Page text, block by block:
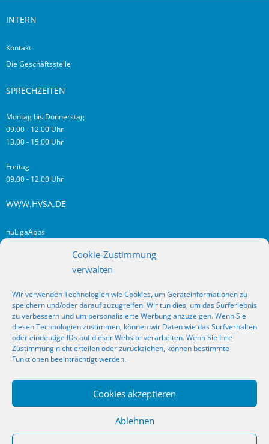
Cookie-Zustimmung
verwalten
Wir verwenden Technologien wie Cookies, um Geräteinformationen zu
speichern und/oder darauf zuzugreifen. Wir tun dies, um das Surferlebnis
zu verbessern und um personalisierte Werbung anzuzeigen. Wenn Sie
diesen Technologien zustimmen, können wir Daten wie das Surfverhalten
oder eindeutige IDs auf dieser Website verarbeiten. Wenn Sie Ihre
Zustimmung nicht erteilen oder zurückziehen, können bestimmte
Funktionen beeinträchtigt werden.
Cookies akzeptieren
Ablehnen
INTERN
Kontakt
Die Geschäftsstelle
SPRECHZEITEN
Montag bis Donnerstag
09.00 - 12.00 Uhr
13.00 - 15.00 Uhr
Freitag
09.00 - 12.00 Uhr
WWW.HVSA.DE
nuLigaApps
RSS
Fragen? Kontakt!
SOCIAL MEDIA